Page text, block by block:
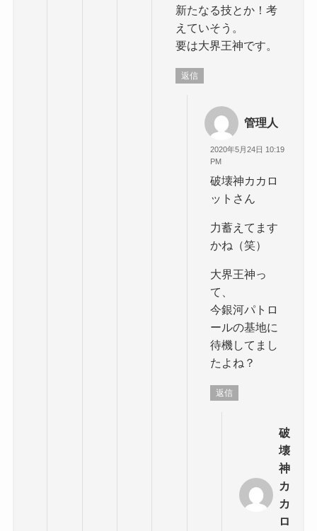
新たなる技とか！考
えていそう。
要は大界王神です。
返信
管理人
2020年5月24日 10:19
PM
破壊神カカロ
ットさん
力蓄えてます
かね（笑）
大界王神っ
て、
今銀河パトロ
ールの基地に
待機してまし
たよね？
返信
破
壊
神
カ
カ
ロ